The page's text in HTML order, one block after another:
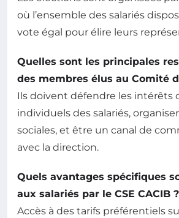
où l’ensemble des salariés
vote égal pour élire leurs
Quelles sont les principales
des membres élus au Comité
Ils doivent défendre les intérêts
individuels des salariés,
sociales, et être un canal de
avec la direction.
Quels avantages spécifiques
aux salariés par le CSE CACIB ?
Accès à des tarifs préférentiels